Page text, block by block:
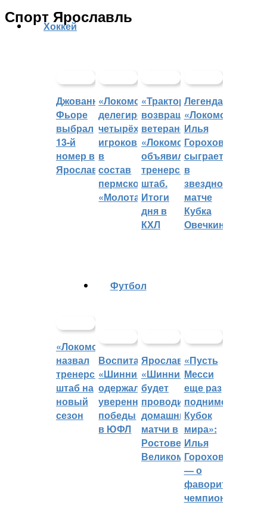
Спорт Ярославль
Хоккей
Джованни
Фьоре
выбрал
13-й
номер в
Ярославле
«Локомотив»
делегировал
четырёх
игроков
в
состав
пермского
«Молота»
«Трактор»
возвращает
ветеранов,
«Локомотив»
объявил
тренерский
штаб.
Итоги
дня в
КХЛ
Легенда
«Локомотива»
Илья
Горохов
сыграет
в
звездном
матче
Кубка
Овечкина
«Локомотив»
назвал
тренерский
штаб на
новый
сезон
Футбол
Воспитанники
«Шинника»
одержали
уверенные
победы
в ЮФЛ
Ярославский
«Шинник»
будет
проводить
домашние
матчи в
Ростове
Великом
«Пусть
Месси
еще раз
поднимет
Кубок
мира»:
Илья
Горохов
— о
фаворитах
чемпионата